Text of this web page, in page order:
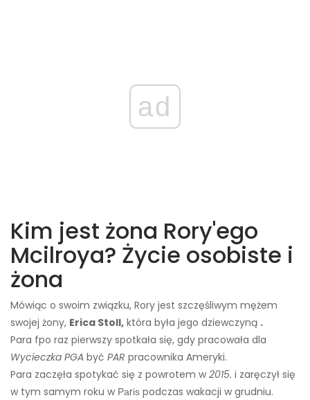
ad
Kim jest żona Rory'ego
Mcilroya? Życie osobiste i
żona
Mówiąc o swoim związku, Rory jest szczęśliwym mężem
swojej żony, Erica Stoll, która była jego dziewczyną .
Para fpo raz pierwszy spotkała się, gdy pracowała dla
Wycieczka PGA być PAR pracownika Ameryki.
Para zaczęła spotykać się z powrotem w 2015. i zaręczył się
w tym samym roku w Раrіѕ podczas wakacji w grudniu.